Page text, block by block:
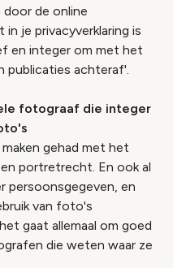
door de online
je privacyverklaring is
en integer om met het
publicaties achteraf'.
fotograaf die integer
gehad met het
portretrecht. En ook al
persoonsgegeven, en
van foto's
gaat allemaal om goed
die weten waar ze